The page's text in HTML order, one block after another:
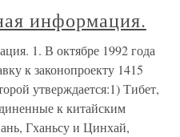
информация.
1. В октябре 1992 года
к законопроекту 1415
утверждается:1) Тибет,
к китайским
Гханьсу и Цинхай,